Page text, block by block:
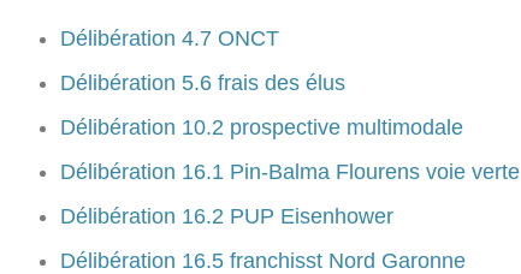
Délibération 4.7 ONCT
Délibération 5.6 frais des élus
Délibération 10.2 prospective multimodale
Délibération 16.1 Pin-Balma Flourens voie verte
Délibération 16.2 PUP Eisenhower
Délibération 16.5 franchisst Nord Garonne